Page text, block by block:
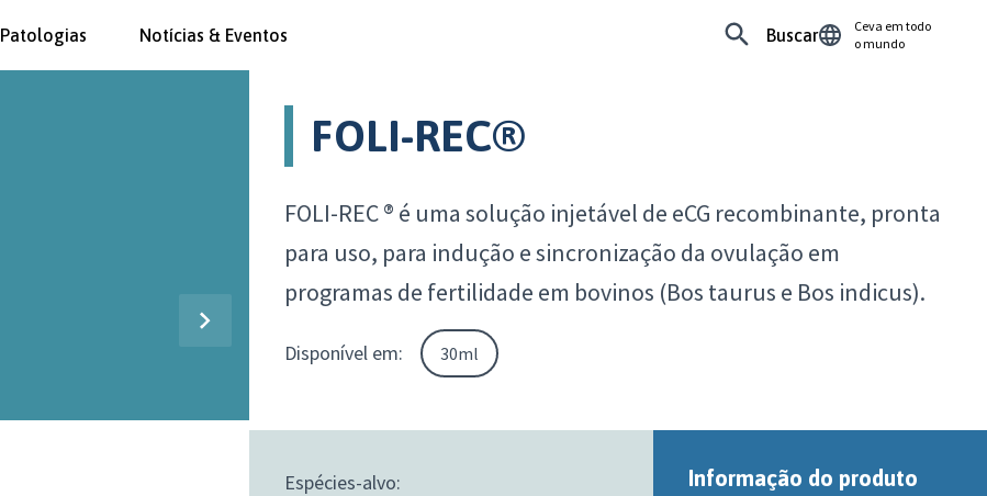
Patologias Notícias & Eventos Buscar
Ceva em todo
o mundo
FOLI-REC®
FOLI-REC ® é uma solução injetável de eCG recombinante, pronta
para uso, para indução e sincronização da ovulação em
programas de fertilidade em bovinos (Bos taurus e Bos indicus).
Disponível em: 30ml
Espécies-alvo:
Informação do produto